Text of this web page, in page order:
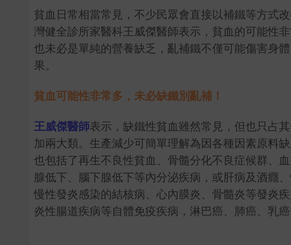
貧血日常相當常見，不少民眾會直接以補鐵等方式
灣健全診所家醫科王威傑醫師表示，貧血的可能性
也未必是單純的營養缺乏，亂補鐵不僅可能傷害身
果。
貧血可能性非常多，未必缺鐵別亂補！
王威傑醫師表示，缺鐵性貧血雖然常見，但也只占
加兩大類。生產減少可簡單理解為因各種因素原料
也包括了再生不良性貧血、骨髓分化不良症候群、
腺低下、腦下腺低下等內分泌疾病，或肝病及酒癮
慢性發炎感染的結核病、心內膜炎、骨髓炎等發炎
炎性腸道疾病等自體免疫疾病，淋巴癌、肺癌、乳癌